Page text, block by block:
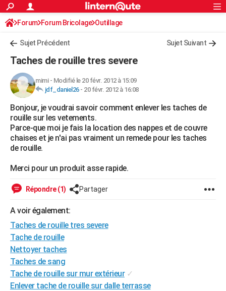
ACTUALITÉS
Politique
Société
Faits Divers
Education
Monde
Villes
+
FINANCE
Retraite
Impôts
Epargne
Immobilier
Risques naturels par ville
Banque
Assurance
Crédit
AUTO
Essais
Réserver un essai
Citadines
Berlines
SUV
Forum auto
+HIGH-TECH
Mobiles
Meilleur smartphone
Internet
Ordinateurs
Jeux vidéo
Guide high-tech
+BRICOLAGE
Forum
Aménagement intérieur
Extérieur
Cuisine
Salle de bains
Jardinage
Rangement
Guides de France
Escapades
Patrimoine
Expositions
Week-end nature
Art de vivre
Bien-être
Loisirs
Mode
Modes de vie
Alimentation
Guide de la santé
Maladies
Médicaments
Sommeil
Destinations
City break
Voyage nature
Voyage de noces
Forum
Climat
+PHOTO
GUIDES D'ACHAT
BONS PLANS
S'inscrire
Connexion
Forum Forum Bricolage Outillage
Sujet Précédent Sujet Suivant
Taches de rouille tres severe
mimi- Modifié le 20 févr. 2012 à 15:09
jdf_daniel26- 20 févr. 2012 à 16:08
Bonjour, je voudrai savoir comment enlever les taches de
rouille sur les vetements.
Parce-que moi je fais la location des nappes et de couvre
chaises et je n'ai pas vraiment un remede pour les taches
de rouille.
Merci pour un produit asse rapide.
Répondre (1) Partager
A voir également:
Taches de rouille tres severe
Tache de rouille
Nettoyer taches
Taches de sang
Tache de rouille sur mur extérieur ✓
Enlever tache de rouille sur dalle terrasse